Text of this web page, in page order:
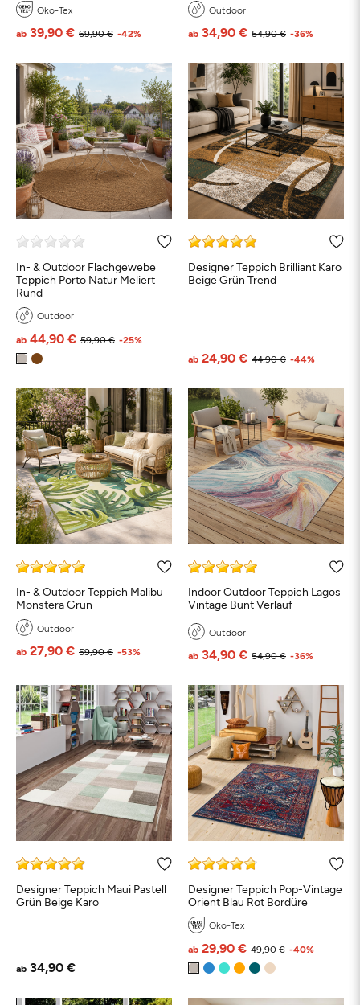
Öko-Tex
69,90 €
ab 39,90 € -42%
Outdoor
54,90 €
ab 34,90 € -36%
In- & Outdoor Flachgewebe
Teppich Porto Natur Meliert
Rund
Outdoor
59,90 €
ab 44,90 € -25%
Designer Teppich Brilliant Karo
Beige Grün Trend
44,90 €
ab 24,90 € -44%
In- & Outdoor Teppich Malibu
Monstera Grün
Outdoor
59,90 €
ab 27,90 € -53%
Indoor Outdoor Teppich Lagos
Vintage Bunt Verlauf
Outdoor
54,90 €
ab 34,90 € -36%
Designer Teppich Maui Pastell
Grün Beige Karo
ab 34,90 €
Designer Teppich Pop-Vintage
Orient Blau Rot Bordüre
Öko-Tex
49,90 €
ab 29,90 € -40%